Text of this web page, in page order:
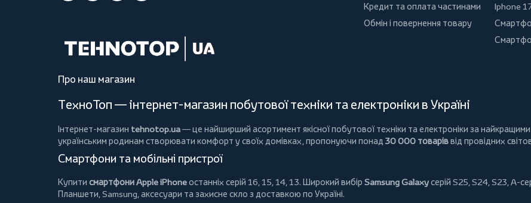
Кредит та оплата частинами
Обмін і повернення товару
Iphone
Про наш магазин
ТехноТоп — інтернет-магазин побутової техніки та електроніки в Україні
Інтернет-магазин tehnotop.ua— це найширший асортимент якісної побутової техніки та електроніки за
українським родинам створювати комфорт у своїх домівках, пропонуючи понад 30 000 товаріввід провідних
Смартфони та мобільні пристрої
Купити смартфони Apple iPhoneостанніх серій 16, 15, 14, 13. Широкий вибір Samsung Galaxyсерій S25, S24, S23, A-
Планшети, Samsung, аксесуари тазахисне скло з доставкою по Україні.